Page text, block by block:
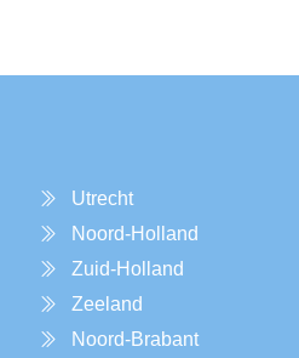
Utrecht
Noord-Holland
Zuid-Holland
Zeeland
Noord-Brabant